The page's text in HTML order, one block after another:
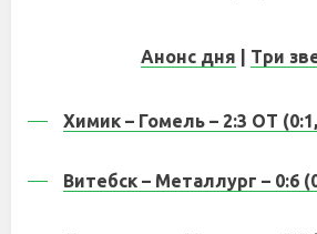
Анонс дня Три
Химик – Гомель – 2:3 ОТ (0:1,
Витебск – Металлург – 0:6